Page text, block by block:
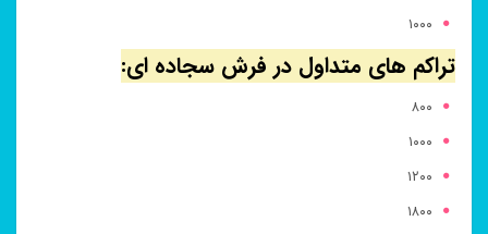
۱۰۰۰
تراکم های متداول در فرش سجاده ای:
۸۰۰
۱۰۰۰
۱۲۰۰
۱۸۰۰